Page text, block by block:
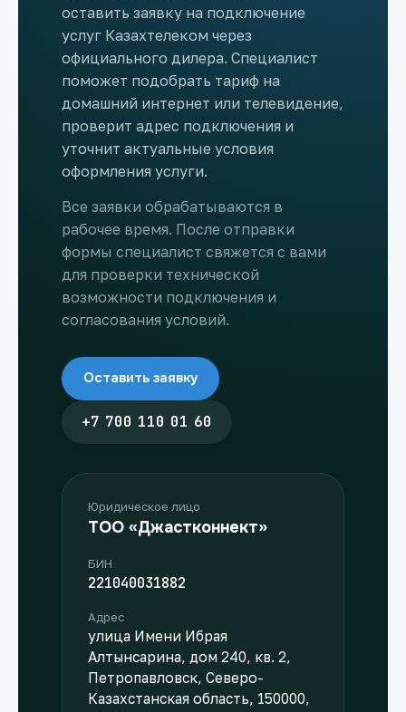
оставить заявку на подключение
услуг Казахтелеком через
официального дилера. Специалист
поможет подобрать тариф на
домашний интернет или телевидение,
проверит адрес подключения и
уточнит актуальные условия
оформления услуги.
Все заявки обрабатываются в
рабочее время. После отправки
формы специалист свяжется с вами
для проверки технической
возможности подключения и
согласования условий.
Оставить заявку
+7 700 110 01 60
Юридическое лицо
ТОО «Джастконнект»
БИН
221040031882
Адрес
улица Имени Ибрая
Алтынсарина, дом 240, кв. 2,
Петропавловск, Северо-
Казахстанская область, 150000,